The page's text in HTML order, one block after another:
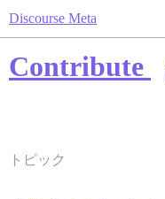
Discourse Meta
Contribute
トピック